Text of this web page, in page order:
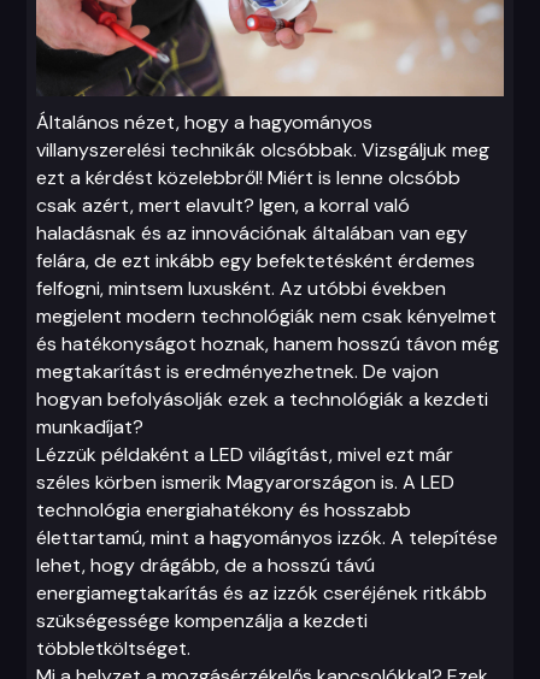
Általános nézet, hogy a hagyományos
villanyszerelési technikák olcsóbbak. Vizsgáljuk meg
ezt a kérdést közelebbről! Miért is lenne olcsóbb
csak azért, mert elavult? Igen, a korral való
haladásnak és az innovációnak általában van egy
felára, de ezt inkább egy befektetésként érdemes
felfogni, mintsem luxusként. Az utóbbi években
megjelent modern technológiák nem csak kényelmet
és hatékonyságot hoznak, hanem hosszú távon még
megtakarítást is eredményezhetnek. De vajon
hogyan befolyásolják ezek a technológiák a kezdeti
munkadíjat?
Lézzük példaként a LED világítást, mivel ezt már
széles körben ismerik Magyarországon is. A LED
technológia energiahatékony és hosszabb
élettartamú, mint a hagyományos izzók. A telepítése
lehet, hogy drágább, de a hosszú távú
energiamegtakarítás és az izzók cseréjének ritkább
szükségessége kompenzálja a kezdeti
többletköltséget.